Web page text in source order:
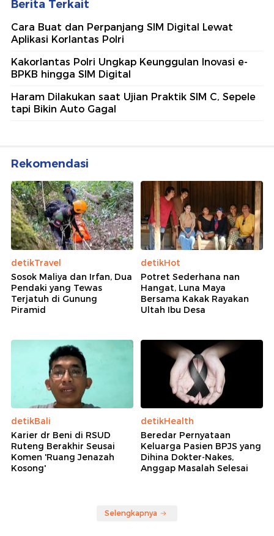
Berita Terkait
Cara Buat dan Perpanjang SIM Digital Lewat
Aplikasi Korlantas Polri
Kakorlantas Polri Ungkap Keunggulan Inovasi e-
BPKB hingga SIM Digital
Haram Dilakukan saat Ujian Praktik SIM C, Sepele
tapi Bikin Auto Gagal
Rekomendasi
detikTravel
Sosok Maliya dan Irfan, Dua
Pendaki yang Tewas
Terjatuh di Gunung
Piramid
detikHot
Potret Sederhana nan
Hangat, Luna Maya
Bersama Kakak Rayakan
Ultah Ibu Desa
detikBali
Karier dr Beni di RSUD
Ruteng Berakhir Seusai
Komen 'Ruang Jenazah
Kosong'
detikHealth
Beredar Pernyataan
Keluarga Pasien BPJS yang
Dihina Dokter-Nakes,
Anggap Masalah Selesai
Selengkapnya